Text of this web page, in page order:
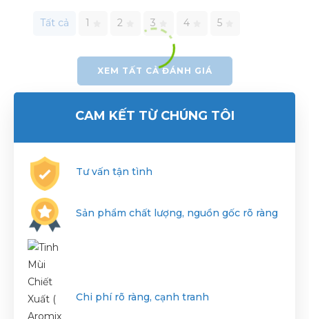
Tất cả 1 2 3 4 5
XEM TẤT CẢ ĐÁNH GIÁ
CAM KẾT TỪ CHÚNG TÔI
Tư vấn tận tình
Sản phẩm chất lượng, nguồn gốc rõ ràng
Chi phí rõ ràng, cạnh tranh